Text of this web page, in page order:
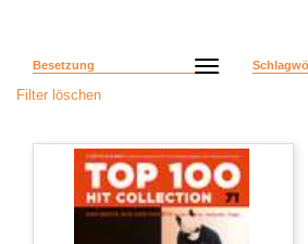
Besetzung
Filter löschen